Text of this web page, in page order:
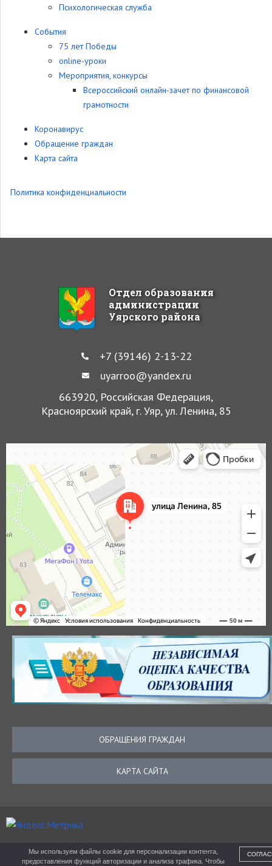
Психологическая служба
События
75 лет Победы
online-уроки
Мероприятия, конкурсы
Всероссийский онлайн-зачет по финансовой
грамотности
Коронавирус
Обращение граждан
Карта сайта
Политика конфиденциальности
Отдел образования
администрации
Уярского района
+7 (39146) 2-13-22
uyarroo@yandex.ru
663920, Российская Федерация,
Красноярский край, г. Уяр, ул. Ленина, 85
ОБРАЩЕНИЯ ГРАЖДАН
КАРТА САЙТА
Мы используем файлы cookie для персонализации контента,
предоставления функций авторизации и анализа трафика. Чтобы